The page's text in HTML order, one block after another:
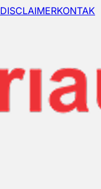
DISCLAIMERKONTAK